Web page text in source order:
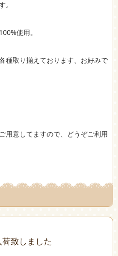
。
使用。
種取り揃えております、お好みで
用意してますので、どうぞご利用
致しました